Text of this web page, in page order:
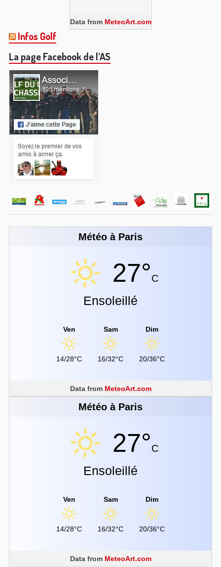
Data from MeteoArt.com
Infos Golf
La page Facebook de l’AS
Météo à Paris
27°C
Ensoleillé
Ven
14/28°C
Sam
16/32°C
Dim
20/36°C
Data from MeteoArt.com
Météo à Paris
27°C
Ensoleillé
Ven
14/28°C
Sam
16/32°C
Dim
20/36°C
Data from MeteoArt.com